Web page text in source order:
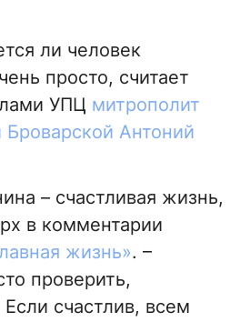
ли человек
просто, считает
УПЦ митрополит
Антоний
– счастливая жизнь,
в комментарии
жизнь». –
проверить,
счастлив, всем